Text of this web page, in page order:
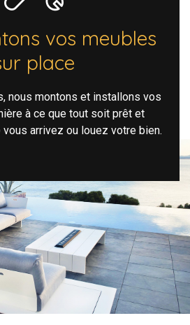
vos meubles
place
nous montons et installons vos
à ce que tout soit prêt et
arrivez ou louez votre bien.